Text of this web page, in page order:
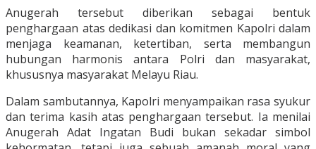
Anugerah tersebut diberikan sebagai bentuk
penghargaan atas dedikasi dan komitmen Kapolri dalam
menjaga keamanan, ketertiban, serta membangun
hubungan harmonis antara Polri dan masyarakat,
khususnya masyarakat Melayu Riau.
Dalam sambutannya, Kapolri menyampaikan rasa syukur
dan terima kasih atas penghargaan tersebut. Ia menilai
Anugerah Adat Ingatan Budi bukan sekadar simbol